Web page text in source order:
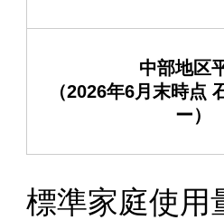
中部地区
（2026年6月末時点
ー）
標準家庭使用